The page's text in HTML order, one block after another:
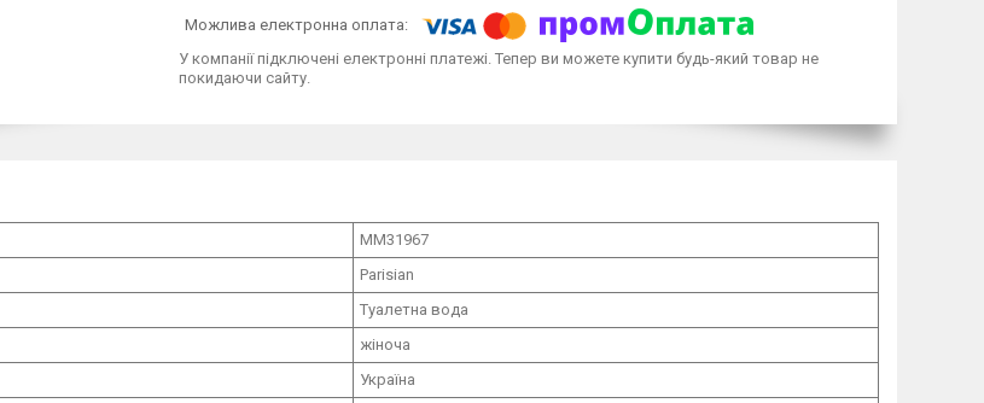
У компанії підключені електронні платежі. Тепер ви можете купити будь-який товар не
покидаючи сайту.
MM31967
Parisian
Туалетна вода
жіноча
Україна